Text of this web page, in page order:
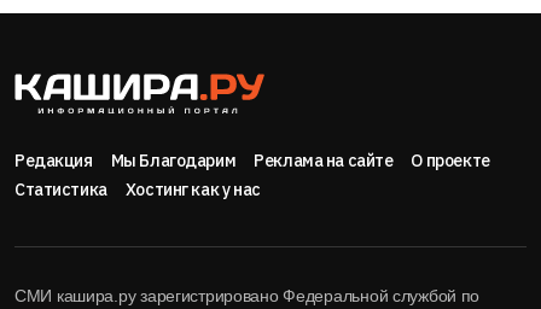
Редакция Мы Благодарим Реклама на сайте
О проекте
Статистика
Хостинг как у нас
СМИ кашира.ру зарегистрировано Федеральной службой по